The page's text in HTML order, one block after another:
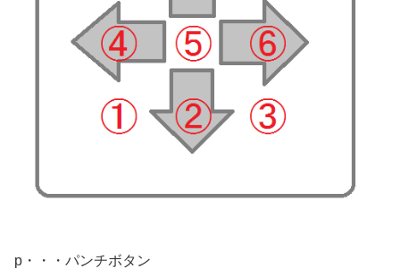
p・・・パンチボタン